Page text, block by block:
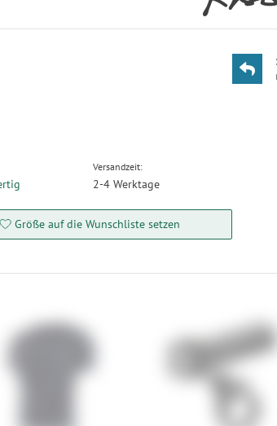
Versandzeit:
2-4 Werktage
Größe auf die Wunschliste setzen